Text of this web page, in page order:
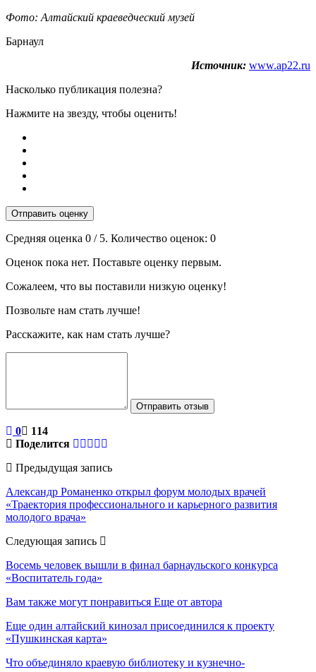
Фото: Алтайский краеведческий музей
Барнаул
Источник: www.ap22.ru
Насколько публикация полезна?
Нажмите на звезду, чтобы оценить!
Отправить оценку
Средняя оценка 0 / 5. Количество оценок: 0
Оценок пока нет. Поставьте оценку первым.
Сожалеем, что вы поставили низкую оценку!
Позвольте нам стать лучше!
Расскажите, как нам стать лучше?
Отправить отзыв
0
114
Поделится
Предыдущая запись
Александр Романенко открыл форум молодых врачей
«Траектория профессионального и карьерного развития
молодого врача»
Следующая запись
Восемь человек вышли в финал барнаульского конкурса
«Воспитатель года»
Вам также могут понравиться Еще от автора
Еще один алтайский кинозал присоединился к проекту
«Пушкинская карта»
Что объединяло краевую библиотеку и кузнечно-